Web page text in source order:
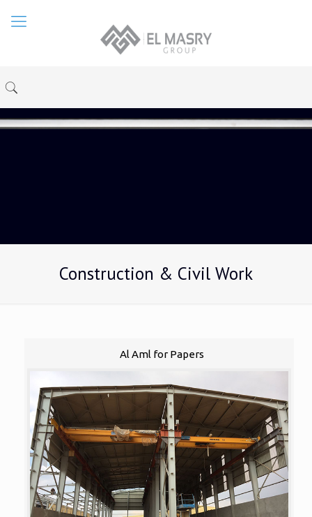
Construction & Civil Work
Al Aml for Papers